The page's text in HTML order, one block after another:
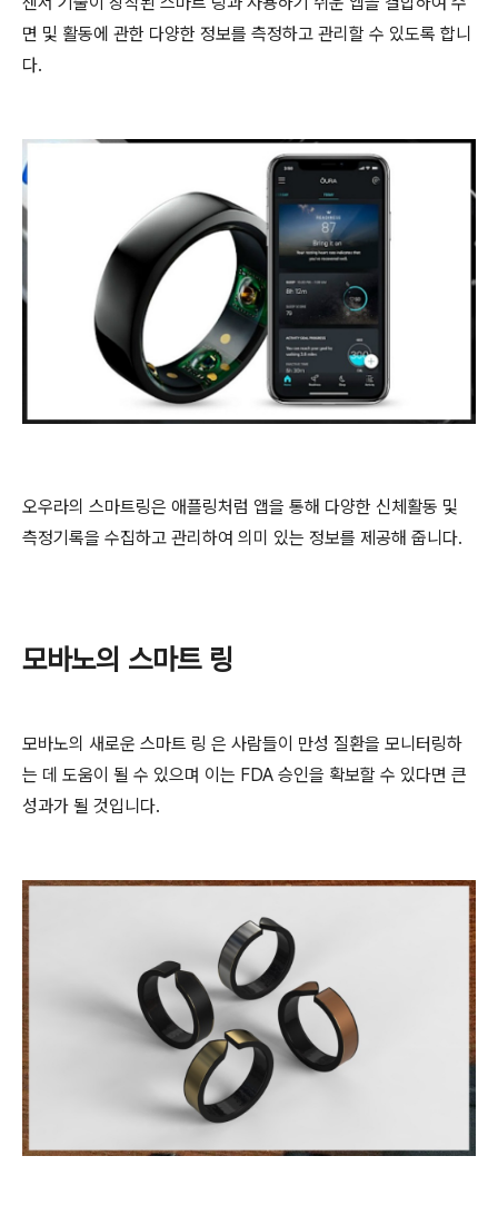
면 및 활동에 관한 다양한 정보를 측정하고 관리할 수 있도록 합니
다.
오우라의 스마트링은 애플링처럼 앱을 통해 다양한 신체활동 및
측정기록을 수집하고 관리하여 의미 있는 정보를 제공해 줍니다.
모바노의 스마트 링
모바노의 새로운 스마트 링 은 사람들이 만성 질환을 모니터링하
는 데 도움이 될 수 있으며 이는 FDA 승인을 확보할 수 있다면 큰
성과가 될 것입니다.